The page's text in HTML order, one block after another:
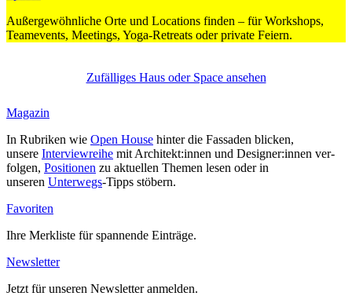
Außer­ge­wöhn­liche Orte und Loca­tions finden – für Work­shops,
Team­e­vents, Mee­tings, Yoga-Retreats oder private Feiern.
Zufäl­liges Haus oder Space ansehen
Magazin
In Rubriken wie Open House hinter die Fas­saden blicken,
unsere Inter­view­reihe mit Architekt:innen und Designer:innen ver­
folgen, Posi­tionen zu aktu­ellen Themen lesen oder in
unseren Unterwegs-Tipps stöbern.
Favo­riten
Ihre Merk­liste für span­nende Ein­träge.
News­letter
Jetzt für unseren News­letter anmelden.